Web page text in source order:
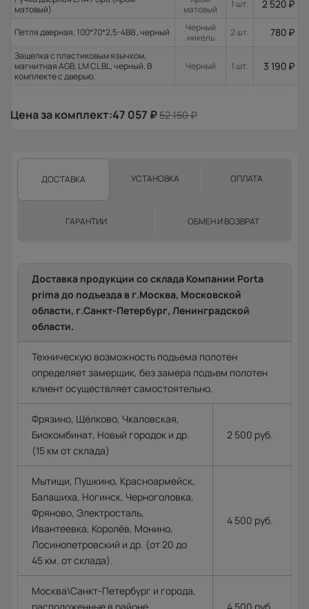
матовый)
матовый
1 шт. 2 520 ₽
Петля дверная, 100*70*2,5-4ВВ , черный
Черный
никель
2 шт. 780 ₽
Защелка с пластиковым язычком,
магнитная AGB, LM CL BL, черный. В
комплекте с дверью.
Черный 1 шт. 3 190 ₽
Цена за комплект:47 057 ₽52 150₽
ДОСТАВКА УСТАНОВКА ОПЛАТА
ГАРАНТИИ ОБМЕН И ВОЗВРАТ
Доставка продукции со склада Компании Porta
prima до подъезда в г.Москва, Московской
области, г.Санкт-Петербург, Ленинградской
области.
Техническую возможность подъема полотен
определяет замерщик, без замера подъем полотен
клиент осуществляет самостоятельно.
Фрязино, Щёлково, Чкаловская,
Биокомбинат, Новый городок и др.
(15 км от склада)
2 500 руб.
Мытищи, Пушкино, Красноармейск,
Балашиха, Ногинск, Черноголовка,
Фряново, Электросталь,
Ивантеевка, Королёв, Монино,
Лосинопетровский и др. (от 20 до
45 км. от склада).
4 500 руб.
Москва\Санкт-Петербург и города,